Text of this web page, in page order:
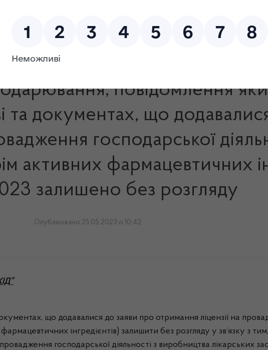
АФІ)
про зміни даних, зазначених у заяві та документах, що додавалися до заяви
(крім активних фармацевтичних інгредієнтів) 24.05.2023 залишено без
повідомлення
та документах, що
господарської
активних фармацевтичних
залишено без розгляду
Опубліковано 25.05.2023 о 10:42
що додавалися до заяви про отримання ліцензії на
інгредієнтів) залишити без розгляду у зв’язку з
господарської діяльності з виробництва лікарських